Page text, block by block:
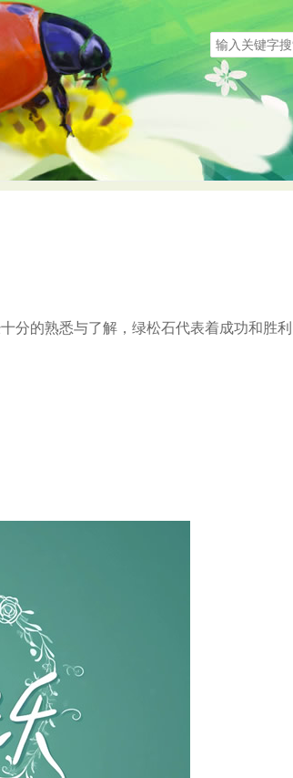
搜
索
关
键
字
分的熟悉与了解，绿松石代表着成功和胜